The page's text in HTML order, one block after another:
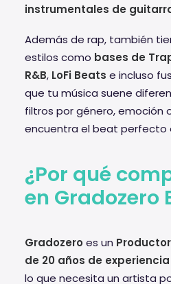
instrumentales de
Además de rap, también
estilos como bases de
R&B, LoFi Beats e incluso
que tu música suene
filtros por género, emoción
encuentra el beat perfecto
¿Por qué
en Gradozero
Gradozero es un
de 20 años de experiencia
lo que necesita un artista